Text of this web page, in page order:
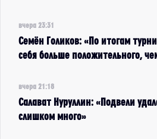
вчера 23:31
Семён Голиков: «По итогам
себя больше положительного,
вчера 21:18
Салават Нуруллин: «Подвели
слишком много»